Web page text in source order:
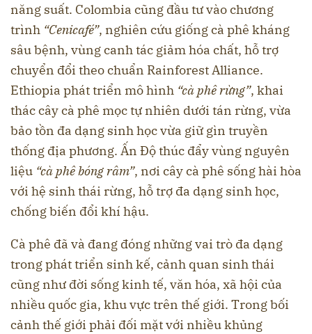
năng suất. Colombia cũng đầu tư vào chương
trình “Cenicafé”, nghiên cứu giống cà phê kháng
sâu bệnh, vùng canh tác giảm hóa chất, hỗ trợ
chuyển đổi theo chuẩn Rainforest Alliance.
Ethiopia phát triển mô hình “cà phê rừng”, khai
thác cây cà phê mọc tự nhiên dưới tán rừng, vừa
bảo tồn đa dạng sinh học vừa giữ gìn truyền
thống địa phương. Ấn Độ thúc đẩy vùng nguyên
liệu “cà phê bóng râm”, nơi cây cà phê sống hài hòa
với hệ sinh thái rừng, hỗ trợ đa dạng sinh học,
chống biến đổi khí hậu.
Cà phê đã và đang đóng những vai trò đa dạng
trong phát triển sinh kế, cảnh quan sinh thái
cũng như đời sống kinh tế, văn hóa, xã hội của
nhiều quốc gia, khu vực trên thế giới. Trong bối
cảnh thế giới phải đối mặt với nhiều khủng